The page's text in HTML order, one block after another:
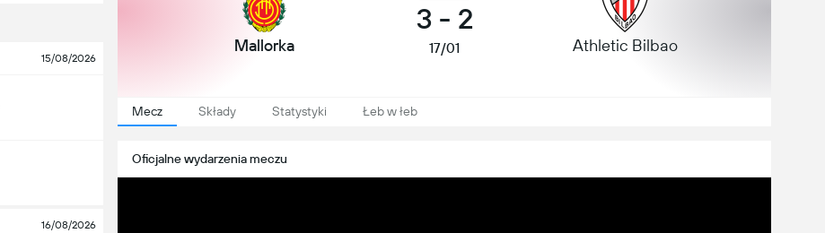
15/08/2026
16/08/2026
Mallorka
3 - 2
17/01 Athletic Bilbao
Mecz Składy Statystyki Łeb w łeb
Oficjalne wydarzenia meczu